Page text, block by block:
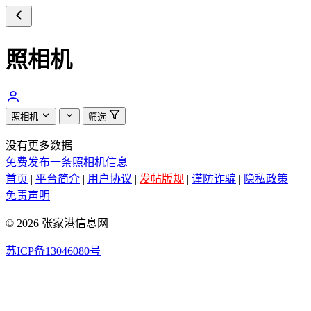
照相机
照相机 筛选
没有更多数据
免费发布一条照相机信息
首页 | 平台简介 | 用户协议 | 发帖版规 | 谨防诈骗 | 隐私政策 |
免责声明
© 2026 张家港信息网
苏ICP备13046080号